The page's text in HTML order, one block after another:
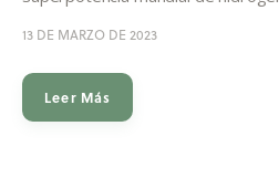
13 DE MARZO DE 2023
Leer Más